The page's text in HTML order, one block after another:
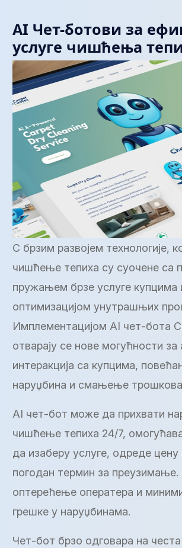
AI Чет-ботови за
услуге чишћења
С брзим развојем технологије,
чишћење тепиха су суочене са
пружањем брзе услуге купцима
оптимизацијом унутрашњих
Имплементацијом AI чет-бота
отварају се нове могућности за
интеракција са купцима,
наруџбина и смањење
AI чет-бот може да прихвати
чишћење тепиха 24/7,
да изаберу услуге, одреде
погодан термин за
оптерећење оператера и
грешке у наруџбинама.
Чет-бот брзо одговара на